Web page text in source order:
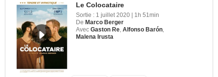
Le Colocataire
Sortie : 1 juillet 2020 | 1h 51min
De Marco Berger
Avec Gaston Re Alfonso Barón
Malena Irusta